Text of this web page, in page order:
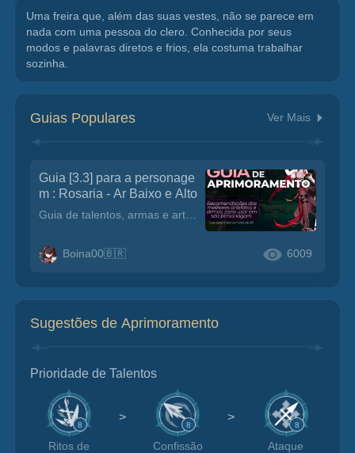
Uma freira que, além das suas vestes, não se parece em
nada com uma pessoa do clero. Conhecida por seus
modos e palavras diretos e frios, ela costuma trabalhar
sozinha.
Guias Populares Ver Mais
Guia [3.3] para a personage
m : Rosaria - Ar Baixo e Alto
Boina00🇧🇷 6009
Sugestões de Aprimoramento
Prioridade de Talentos
8
Ritos de
>
8
Confissão
>
8
Ataque